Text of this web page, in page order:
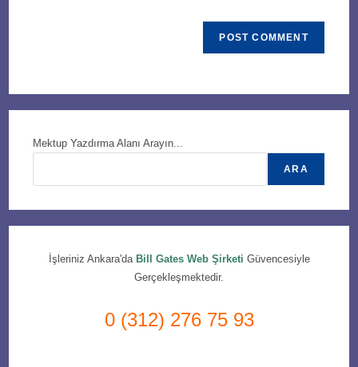
Mektup Yazdırma Alanı Arayın...
ARA
İşleriniz Ankara'da Bill Gates Web Şirketi Güvencesiyle
Gerçekleşmektedir.
0 (312) 276 75 93